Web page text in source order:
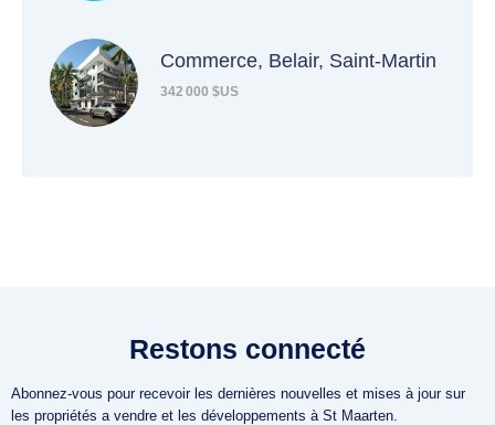
Commerce, Belair, Saint-Martin
342 000 $US
Restons connecté
Abonnez-vous pour recevoir les dernières nouvelles et mises à jour sur
les propriétés a vendre et les développements à St Maarten.